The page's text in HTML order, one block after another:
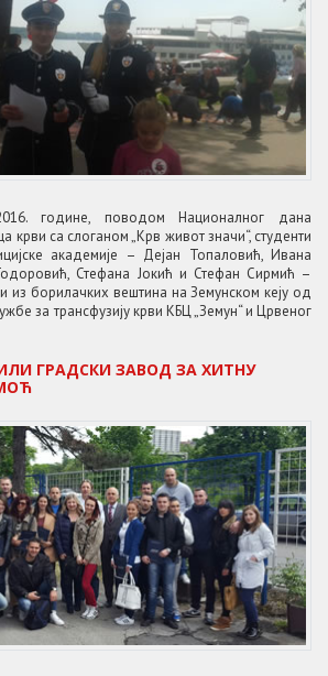
године, поводом Националног дана
са слоганом „Крв живот значи“, студенти
академије – Дејан Топаловић, Ивана
Стефана Јокић и Стефан Сирмић –
из борилачких вештина на Земунском кеју од
за трансфузију крви КБЦ „Земун“ и Црвеног
ГРАДСКИ ЗАВОД ЗА ХИТНУ